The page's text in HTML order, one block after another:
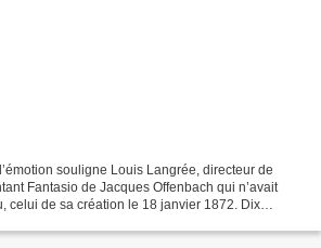
souligne Louis Langrée, directeur de
Fantasio de Jacques Offenbach qui n’avait
celui de sa création le 18 janvier 1872. Dix